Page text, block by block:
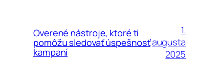
Overené nástroje, ktoré ti
pomôžu sledovať úspešnosť
kampaní
1.
augusta
2025